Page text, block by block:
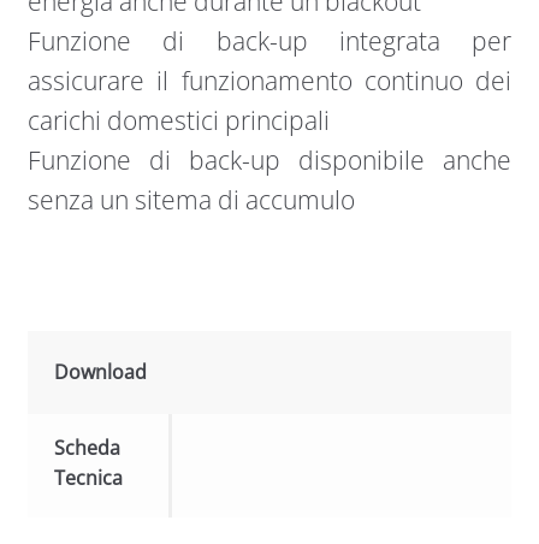
Funzione di back-up integrata per
assicurare il funzionamento continuo dei
carichi domestici principali
Funzione di back-up disponibile anche
senza un sitema di accumulo
Download
Scheda
Tecnica